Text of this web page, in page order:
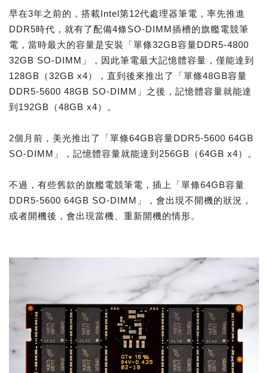
早在3年之前的，搭載Intel第12代處理器筆電，率先推進
DDR5時代，就有了配備4條SO-DIMM插槽的旗艦電競筆
電，當時最大的容量是安裝「單條32GB容量DDR5-4800
32GB SO-DIMM」，因此筆電最大記憶體容量，僅能達到
128GB（32GB x4），直到後來推出了「單條48GB容量
DDR5-5600 48GB SO-DIMM」之後，記憶體容量就能達
到192GB（48GB x4）。
2個月前，美光推出了「單條64GB容量DDR5-5600 64GB
SO-DIMM」，記憶體容量就能達到256GB（64GB x4）。
不過，有些舊款的旗艦電競筆電，插上「單條64GB容量
DDR5-5600 64GB SO-DIMM」，會出現不開機的狀況，
或者開機後，會出現當機、重新開機的情形。